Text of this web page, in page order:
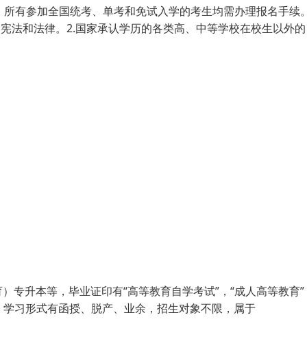
有参加全国统考、单考和免试入学的考生均需办理报名手续
法和法律。2.国家承认学历的各类高、中等学校在校生以外的
升本等，毕业证印有“高等教育自学考试”，“成人高等教育”
习形式有函授、脱产、业余，招生对象不限，属于